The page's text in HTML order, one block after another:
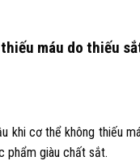
máu do thiếu
khi cơ thể không thiếu
phẩm giàu chất sắt.